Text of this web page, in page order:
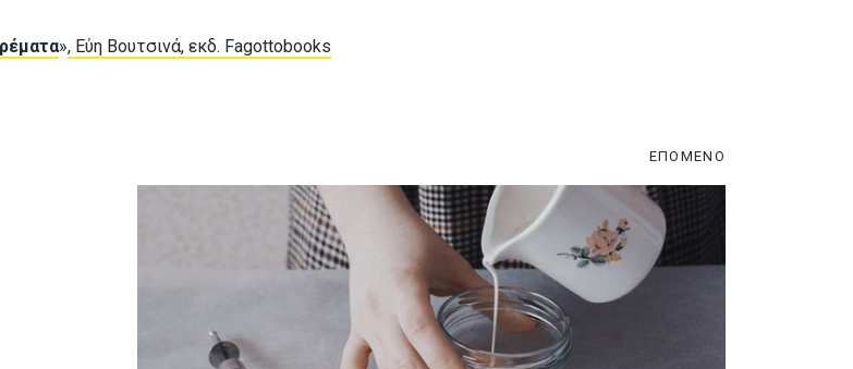
», Εύη Βουτσινά, εκδ. Fagottobooks
ΕΠΟΜΕΝΟ